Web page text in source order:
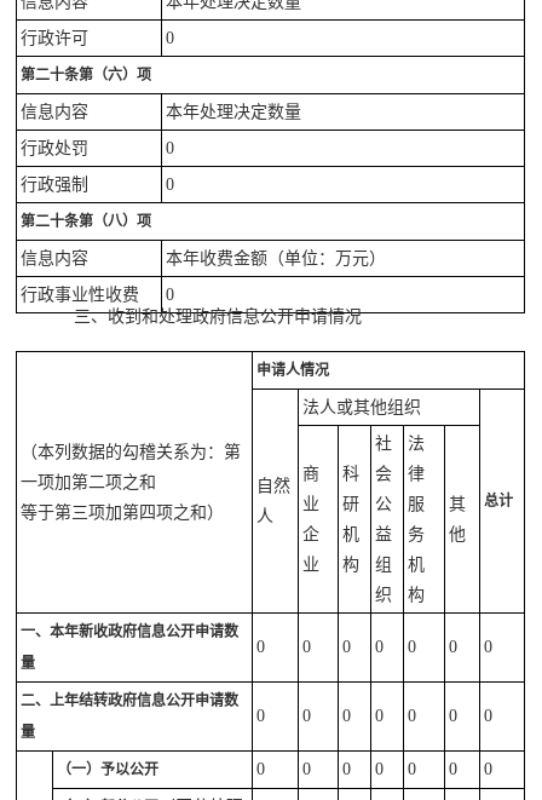
行政许可
0
第二十条第（六）项
信息内容
本年处理决定数量
行政处罚
0
行政强制
0
第二十条第（八）项
信息内容
本年收费金额（单位：万元）
行政事业性收费
0
三、收到和处理政府信息公开申请情况
（本列数据的勾稽关系为：第
一项加第二项之和
等于第三项加第四项之和）
申请人情况
自然
人
法人或其他组织
总计
商
业
企
业
科
研
机
构
社
会
公
益
组
织
法
律
服
务
机
构
其
他
一、本年新收政府信息公开申请数
量
0 0 0 0 0 0 0
二、上年结转政府信息公开申请数
量
0 0 0 0 0 0 0
（一）予以公开 0 0 0 0 0 0 0